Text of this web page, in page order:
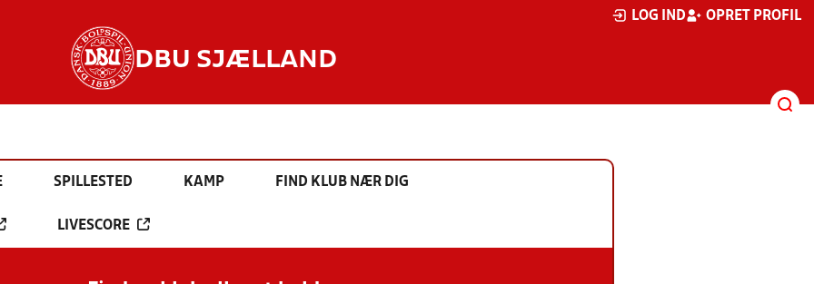
LOG IND OPRET PROFIL
DBU SJÆLLAND
SPILLESTED KAMP FIND KLUB NÆR DIG
LIVESCORE